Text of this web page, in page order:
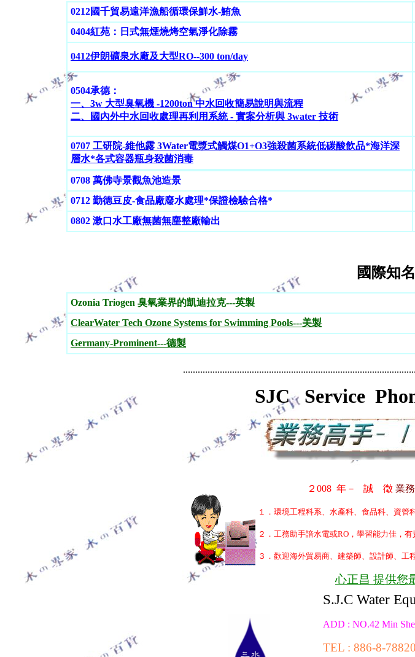
0212國千貿易遠洋漁船循環保鮮水-鮪魚
0404紅苑：日式無煙燒烤空氣淨化除霧
0412伊朗礦泉水廠及大型RO--300 ton/day
0504承德：
一、3w 大型臭氧機 -1200ton 中水回收簡易說明與流程
二、國內外中水回收處理再利用系統 - 實案分析與 3water 技術
0707 工研院-維他露 3Water電漿式觸煤O1+O3強殺菌系統低碳酸飲品*海洋深
層水*各式容器瓶身殺菌消毒
0708 萬佛寺景觀魚池造景
0712 勤德豆皮-食品廠廢水處理*保證檢驗合格*
0802 漱口水工廠無菌無塵整廠輸出
國際知
Ozonia Triogen 臭氧業界的凱迪拉克---英製
ClearWater Tech Ozone Systems for Swimming Pools---美製
Germany-Prominent---德製
SJC Service
２008 年－ 誠 徵 業
１．環境工程科系、水產科、食品科、資管
２．工務助手諳水電或RO，學習能力佳，
３．歡迎海外貿易商、建築師、設計師、
心正昌 提供您
S.J.C Water
ADD : NO.42 Min
TEL : 886-8-